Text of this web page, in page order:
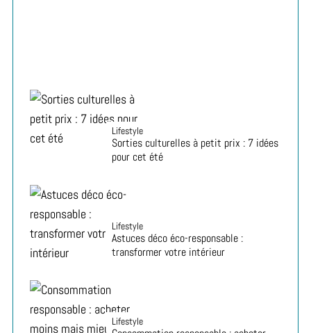
Lifestyle
Sorties culturelles à petit prix : 7 idées
pour cet été
Lifestyle
Astuces déco éco-responsable :
transformer votre intérieur
Lifestyle